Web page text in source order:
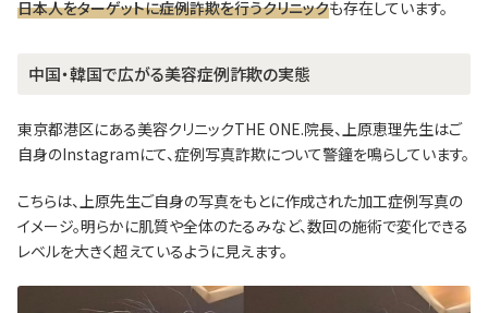
日本人をターゲットに症例詐欺を行うクリニックも存在しています。
中国・韓国で広がる美容症例詐欺の実態
東京都港区にある美容クリニックTHE ONE.院長、上原恵理先生はご
自身のInstagramにて、症例写真詐欺について警鐘を鳴らしています。
こちらは、上原先生ご自身の写真をもとに作成された加工症例写真の
イメージ。明らかに肌質や全体のたるみなど、数回の施術で変化できる
レベルを大きく超えているように見えます。